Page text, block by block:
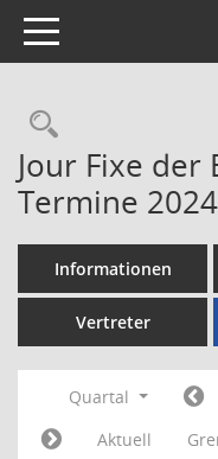
Toggle navigation
Jour Fixe
Termine 2024
Informationen
Vertreter
Quartal
Aktuell